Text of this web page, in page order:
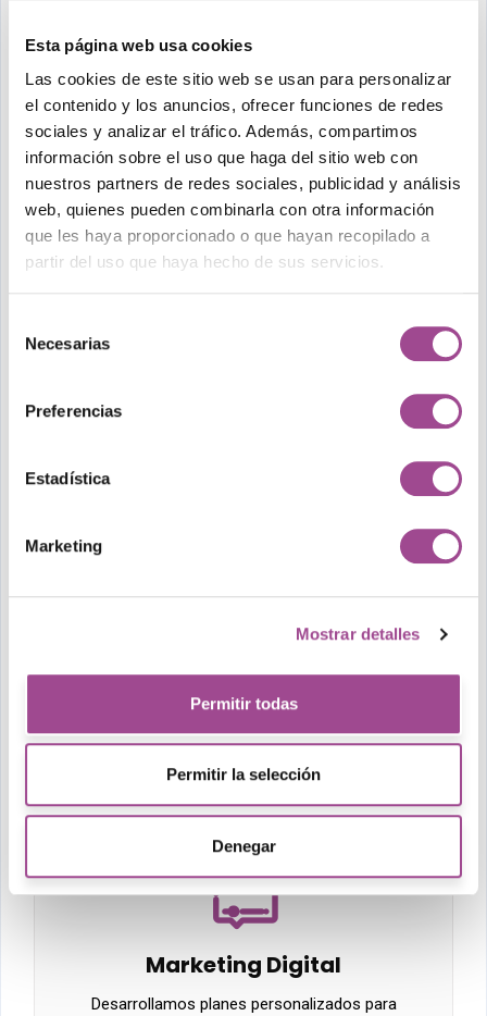
Esta página web usa cookies
Las cookies de este sitio web se usan para personalizar
el contenido y los anuncios, ofrecer funciones de redes
sociales y analizar el tráfico. Además, compartimos
información sobre el uso que haga del sitio web con
nuestros partners de redes sociales, publicidad y análisis
web, quienes pueden combinarla con otra información
que les haya proporcionado o que hayan recopilado a
partir del uso que haya hecho de sus servicios.
Necesarias
Preferencias
Estadística
Marketing
Mostrar detalles
Permitir todas
Permitir la selección
Denegar
ventaja competitiva
Al final, la formación se convierte en un factor
estratégico que marca la diferencia entre
empresas que simplemente sobreviven y aquellas
que lideran.No es un gasto, sino unainversión que
genera retornoen forma de productividad, innovación
y compromiso.
es el pilar que sostiene el futuro de cualquier
significa construir una cultura sólida, adaptable y capaz
en la formación del equipo es invertir en el éxito a
Diseño web
personalizadas, que reflejan…
Marketing Digital
Desarrollamos planes personalizados para